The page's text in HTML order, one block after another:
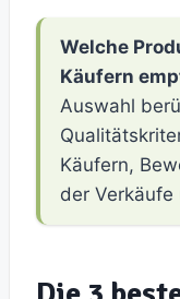
Welche
Käufern
Auswahl
Käufern,
der Verkäufe